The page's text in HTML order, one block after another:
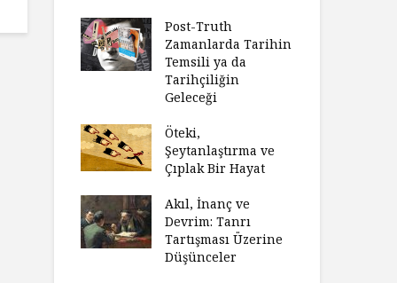
Post-Truth
Zamanlarda Tarihin
Temsili ya da
Tarihçiliğin
Geleceği
Öteki,
Şeytanlaştırma ve
Çıplak Bir Hayat
Akıl, İnanç ve
Devrim: Tanrı
Tartışması Üzerine
Düşünceler